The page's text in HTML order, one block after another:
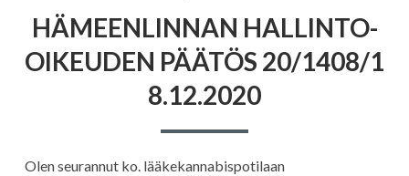
HÄMEENLINNAN HALLINTO-
OIKEUDEN PÄÄTÖS 20/1408/1
8.12.2020
Olen seurannut ko. lääkekannabispotilaan